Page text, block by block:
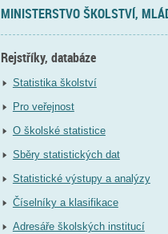
MINISTERSTVO ŠKOLSTVÍ,
Rejstříky, databáze
Statistika školství
Pro veřejnost
O školské statistice
Sběry statistických dat
Statistické výstupy a analýzy
Číselníky a klasifikace
Adresáře školských institucí